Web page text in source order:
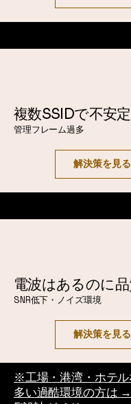
複数SSIDで不安定
管理フレーム過多
解決策を見
電波はあるのに
SNR低下・ノイズ環境
解決策を見
※工場・港湾・ホテ
多い過酷環境の方は